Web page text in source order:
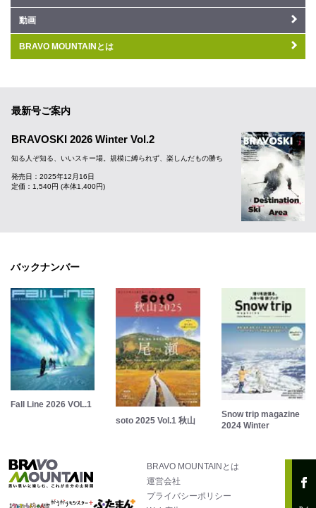
動画
BRAVO MOUNTAINとは
最新号ご案内
BRAVOSKI 2026 Winter Vol.2
知る人ぞ知る、いいスキー場。規模に縛られず、楽しんだもの勝ち
発売日：2025年12月16日
定価：1,540円 (本体1,400円)
バックナンバー
Fall Line 2026 VOL.1
soto 2025 Vol.1 秋山
Snow trip magazine
2024 Winter
BRAVO MOUNTAINとは
運営会社
プライバシーポリシー